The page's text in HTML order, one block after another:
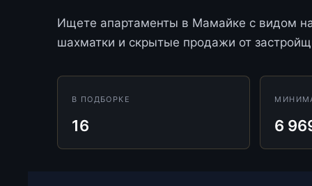
Ищете апартаменты в Мамайке с видом
шахматки и скрытые продажи от
В ПОДБОРКЕ
16 6